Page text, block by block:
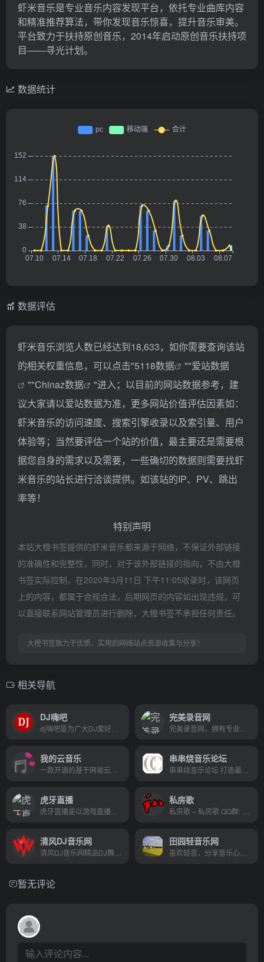
虾米音乐是专业音乐内容发现平台，依托专业曲库内容
和精准推荐算法，带你发现音乐惊喜，提升音乐审美。
平台致力于扶持原创音乐，2014年启动原创音乐扶持项
目——寻光计划。
数据统计
数据评估
虾米音乐浏览人数已经达到18,633，如你需要查询该站
的相关权重信息，可以点击"5118数据 ""爱站数据
""Chinaz数据
"进入；以目前的网站数据参考，建
议大家请以爱站数据为准，更多网站价值评估因素如：
虾米音乐的访问速度、搜索引擎收录以及索引量、用户
体验等；当然要评估一个站的价值，最主要还是需要根
据您自身的需求以及需要，一些确切的数据则需要找虾
米音乐的站长进行洽谈提供。如该站的IP、PV、跳出
率等！
特别声明
本站大橙书签提供的虾米音乐都来源于网络，不保证外部链接
的准确性和完整性，同时，对于该外部链接的指向，不由大橙
书签实际控制，在2020年3月11日 下午11:05收录时，该网页
上的内容，都属于合规合法，后期网页的内容如出现违规，可
以直接联系网站管理员进行删除，大橙书签不承担任何责任。
大橙书签致力于优质、实用的网络站点资源收集与分享！
相关导航
DJ嗨吧 完美录音网
我的云音乐 串串烧音乐论坛
虎牙直播 私房歌
清风DJ音乐网 田园轻音乐网
暂无评论